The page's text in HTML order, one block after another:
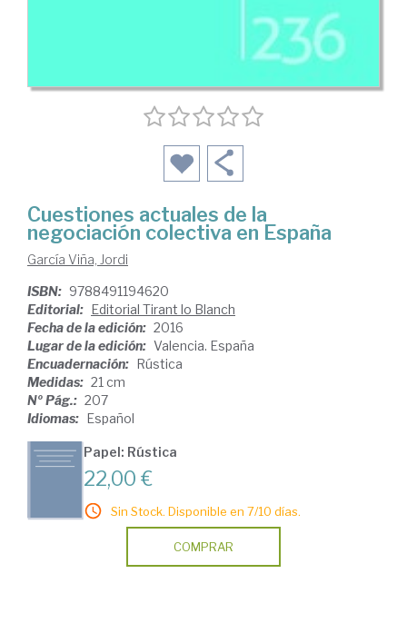
Cuestiones actuales de la
negociación colectiva en España
García Viña, Jordi
ISBN: 9788491194620
Editorial: Editorial Tirant lo Blanch
Fecha de la edición: 2016
Lugar de la edición: Valencia. España
Encuadernación: Rústica
Medidas: 21 cm
Nº Pág.: 207
Idiomas: Español
Papel: Rústica
22,00 €
Sin Stock. Disponible en 7/10 días.
COMPRAR